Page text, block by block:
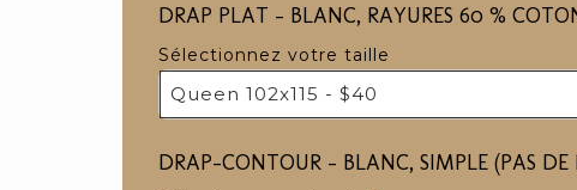
DRAP PLAT - BLANC, RAYURES 60 %
Sélectionnez votre taille
Queen 102x115 - $40
DRAP-CONTOUR - BLANC, SIMPLE (PAS